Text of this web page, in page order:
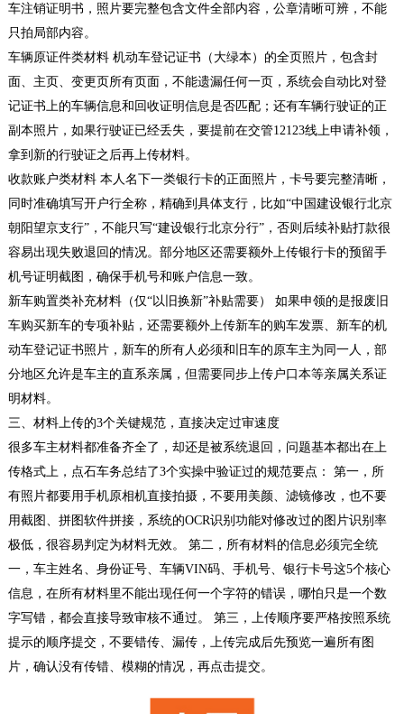
车注销证明书，照片要完整包含文件全部内容，公章清晰可辨，不能
只拍局部内容。
车辆原证件类材料 机动车登记证书（大绿本）的全页照片，包含封
面、主页、变更页所有页面，不能遗漏任何一页，系统会自动比对登
记证书上的车辆信息和回收证明信息是否匹配；还有车辆行驶证的正
副本照片，如果行驶证已经丢失，要提前在交管12123线上申请补领，
拿到新的行驶证之后再上传材料。
收款账户类材料 本人名下一类银行卡的正面照片，卡号要完整清晰，
同时准确填写开户行全称，精确到具体支行，比如“中国建设银行北京
朝阳望京支行”，不能只写“建设银行北京分行”，否则后续补贴打款很
容易出现失败退回的情况。部分地区还需要额外上传银行卡的预留手
机号证明截图，确保手机号和账户信息一致。
新车购置类补充材料（仅“以旧换新”补贴需要） 如果申领的是报废旧
车购买新车的专项补贴，还需要额外上传新车的购车发票、新车的机
动车登记证书照片，新车的所有人必须和旧车的原车主为同一人，部
分地区允许是车主的直系亲属，但需要同步上传户口本等亲属关系证
明材料。
三、材料上传的3个关键规范，直接决定过审速度
很多车主材料都准备齐全了，却还是被系统退回，问题基本都出在上
传格式上，点石车务总结了3个实操中验证过的规范要点： 第一，所
有照片都要用手机原相机直接拍摄，不要用美颜、滤镜修改，也不要
用截图、拼图软件拼接，系统的OCR识别功能对修改过的图片识别率
极低，很容易判定为材料无效。 第二，所有材料的信息必须完全统
一，车主姓名、身份证号、车辆VIN码、手机号、银行卡号这5个核心
信息，在所有材料里不能出现任何一个字符的错误，哪怕只是一个数
字写错，都会直接导致审核不通过。 第三，上传顺序要严格按照系统
提示的顺序提交，不要错传、漏传，上传完成后先预览一遍所有图
片，确认没有传错、模糊的情况，再点击提交。